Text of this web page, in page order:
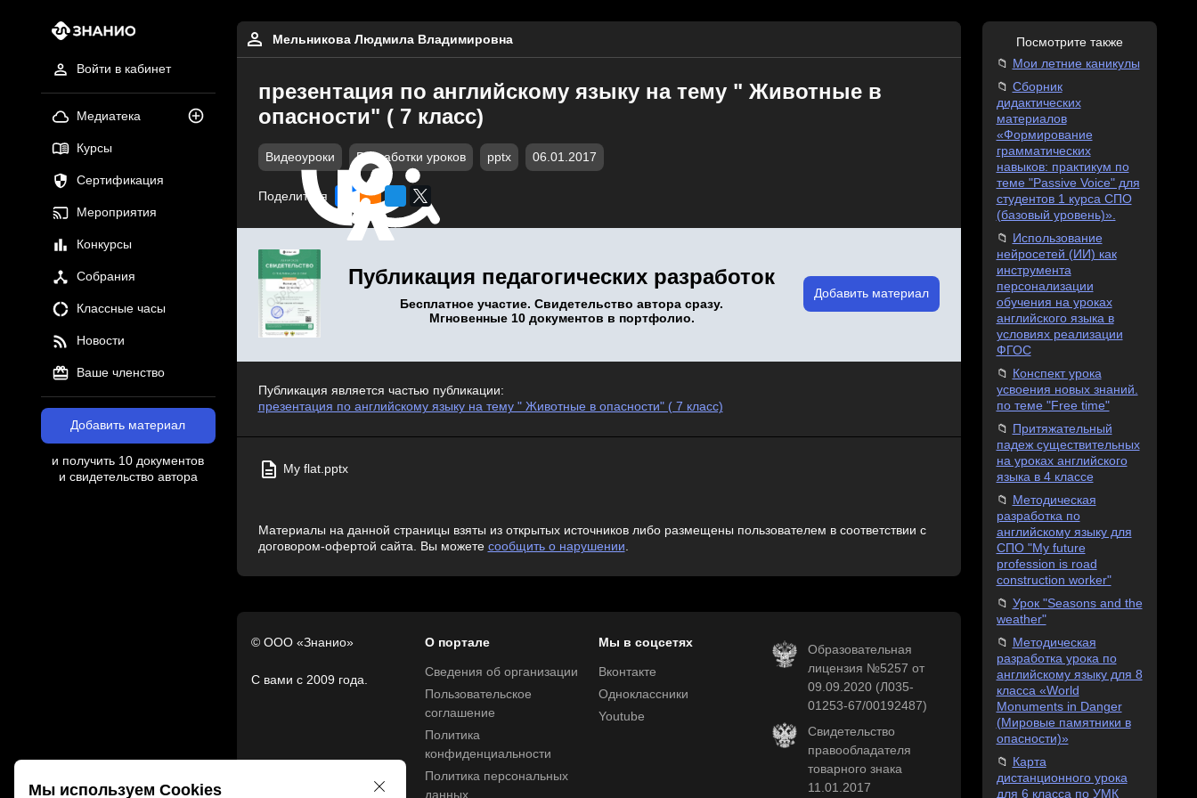
Войти в кабинет
Медиатека
Курсы
Сертификация
Мероприятия
Конкурсы
Собрания
Классные часы
Новости
Ваше членство
Добавить материал
и получить 10 документов
и свидетельство автора
Мельникова Людмила Владимировна
презентация по английскому языку на тему " Животные в
опасности" ( 7 класс)
Видеоуроки Разработки уроков pptx 06.01.2017
Поделиться
Публикация педагогических разработок
Бесплатное участие. Свидетельство автора сразу.
Мгновенные 10 документов в портфолио.
Добавить материал
Публикация является частью публикации:
презентация по английскому языку на тему " Животные в опасности" ( 7 класс)
My flat.pptx
Материалы на данной страницы взяты из открытых источников либо размещены пользователем в соответствии с
договором-офертой сайта. Вы можете сообщить о нарушении.
© ООО «Знанио»
С вами с 2009 года.
О портале
Сведения об организации
Пользовательское
соглашение
Политика
конфиденциальности
Политика персональных
данных
Мы в соцсетях
Вконтакте
Одноклассники
Youtube
Образовательная
лицензия №5257 от
09.09.2020 (Л035-
01253-67/00192487)
Свидетельство
правообладателя
товарного знака
11.01.2017
Посмотрите также
Мои летние каникулы
Сборник
дидактических
материалов
«Формирование
грамматических
навыков: практикум по
теме "Passive Voice" для
студентов 1 курса СПО
(базовый уровень)».
Использование
нейросетей (ИИ) как
инструмента
персонализации
обучения на уроках
английского языка в
условиях реализации
ФГОС
Конспект урока
усвоения новых знаний.
по теме "Free time"
Притяжательный
падеж существительных
на уроках английского
языка в 4 классе
Методическая
разработка по
английскому языку для
СПО "My future
profession is road
construction worker"
Урок "Seasons and the
weather"
Методическая
разработка урока по
английскому языку для 8
класса «World
Monuments in Danger
(Мировые памятники в
опасности)»
Карта
дистанционного урока
для 6 класса по УМК
Мы используем Cookies